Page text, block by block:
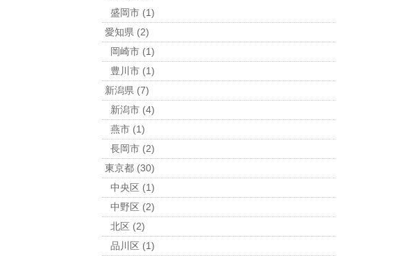
盛岡市 (1)
愛知県 (2)
岡崎市 (1)
豊川市 (1)
新潟県 (7)
新潟市 (4)
燕市 (1)
長岡市 (2)
東京都 (30)
中央区 (1)
中野区 (2)
北区 (2)
品川区 (1)